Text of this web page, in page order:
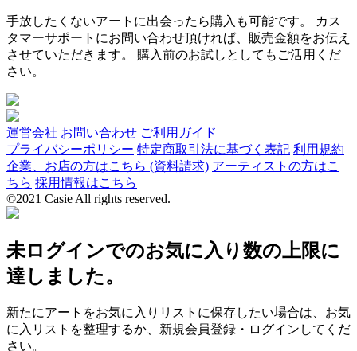
手放したくないアートに出会ったら購入も可能です。 カス
タマーサポートにお問い合わせ頂ければ、販売金額をお伝え
させていただきます。 購入前のお試しとしてもご活用くだ
さい。
運営会社 お問い合わせ ご利用ガイド
プライバシーポリシー 特定商取引法に基づく表記 利用規約
企業、お店の方はこちら (資料請求) アーティストの方はこ
ちら 採用情報はこちら
©2021 Casie All rights reserved.
未ログインでのお気に入り数の上限に
達しました。
新たにアートをお気に入りリストに保存したい場合は、お気
に入リストを整理するか、新規会員登録・ログインしてくだ
さい。